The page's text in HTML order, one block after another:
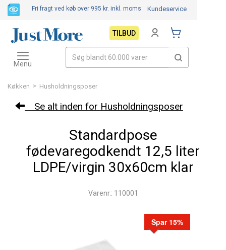
Køkken > Husholdningsposer
Se alt inden for Husholdningsposer
Standardpose
fødevaregodkendt 12,5 liter
LDPE/virgin 30x60cm klar
Varenr.: 110001
Spar 15%
Fri fragt ved køb over 995 kr. inkl. moms Kundeservice
TILBUD
Toggle
navigation
Menu